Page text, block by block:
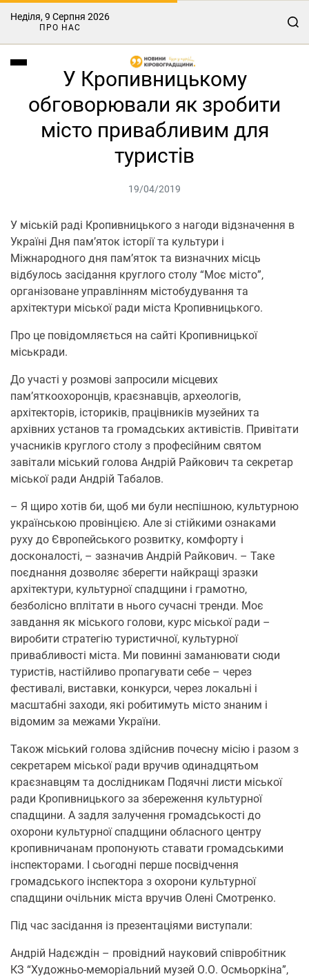
Неділя, 9 Серпня 2026
ПРО НАС
У Кропивницькому
обговорювали як зробити
місто привабливим для
туристів
19/04/2019
У міській раді Кропивницького з нагоди відзначення в
Україні Дня пам’яток історії та культури і
Міжнародного дня пам’яток та визначних місць
відбулось засідання круглого столу “Моє місто”,
організоване управлінням містобудування та
архітектури міської ради міста Кропивницького.
Про це повідомляється на сайті Кропивницької
міськради.
До участі у розмові запросили місцевих
пам’яткоохоронців, краєзнавців, археологів,
архітекторів, істориків, працівників музейних та
архівних установ та громадських активістів. Привітати
учасників круглого столу з професійним святом
завітали міський голова Андрій Райкович та секретар
міської ради Андрій Табалов.
– Я щиро хотів би, щоб ми були неспішною, культурною
українською провінцією. Але зі стійкими ознаками
руху до Європейського розвитку, комфорту і
досконалості, – зазначив Андрій Райкович. – Таке
поєднання дозволяє зберегти найкращі зразки
архітектури, культурної спадщини і грамотно,
безболісно вплітати в нього сучасні тренди. Моє
завдання як міського голови, курс міської ради –
виробити стратегію туристичної, культурної
привабливості міста. Ми повинні заманювати сюди
туристів, настійливо пропагувати себе – через
фестивалі, виставки, конкурси, через локальні і
масштабні заходи, які робитимуть місто знаним і
відомим за межами України.
Також міський голова здійснив почесну місію і разом з
секретарем міської ради вручив одинадцятьом
краєзнавцям та дослідникам Подячні листи міської
ради Кропивницького за збереження культурної
спадщини. А задля залучення громадськості до
охорони культурної спадщини обласного центру
кропивничанам пропонують ставати громадськими
інспекторами. І сьогодні перше посвідчення
громадського інспектора з охорони культурної
спадщини очільник міста вручив Олені Смотренко.
Під час засідання із презентаціями виступали:
Андрій Надєждін – провідний науковий співробітник
КЗ “Художньо-меморіальний музей О.О. Осмьоркіна”,